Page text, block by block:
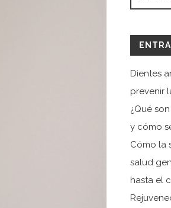
Dientes
prevenir
¿Qué
y cómo
Cómo la
salud
hasta el